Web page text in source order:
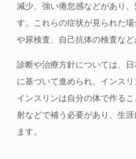
減少、強い倦怠感などがあり
す。これらの症状が見られた
や尿検査、自己抗体の検査など
診断や治療方針については、
に基づいて進められ、インス
インスリンは自分の体で作る
射などで補う必要があり、生
ます。